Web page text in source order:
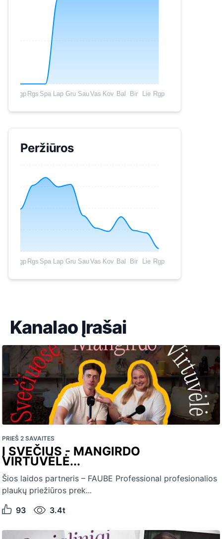
Rgp Rgs Spa Lap Gru SauVas Kov Bal Bir Lie Rgp
Peržiūros
Rgp Rgs Spa Lap Gru SauVas Kov Bal Bir Lie Rgp
Kanalao Įrašai
PRIEŠ 2 SAVAITES
Į SVEČIUS - MANGIRDO
VIRTUVĖLĖ...
Šios laidos partneris – FAUBE Professional profesionalios
plaukų priežiūros prek...
93
3.4t